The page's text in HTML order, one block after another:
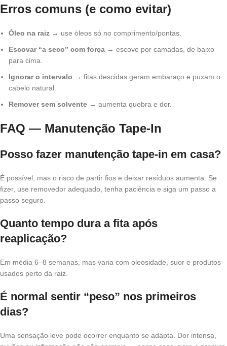
Erros comuns (e como evitar)
Óleo na raiz → use óleos só no comprimento/pontas.
Escovar “a seco” com força → escove por camadas, de baixo
para cima.
Ignorar o intervalo → fitas descidas geram embaraço e puxam o
cabelo natural.
Remover sem solvente → aumenta quebra e dor.
FAQ — Manutenção Tape-In
Posso fazer manutenção tape-in em casa?
É possível, mas o risco de partir fios e deixar resíduos aumenta. Se
fizer, use removedor adequado, tenha paciência e siga um passo a
passo seguro.
Quanto tempo dura a fita após
reaplicação?
Em média 6–8 semanas, mas varia com oleosidade, suor e produtos
usados perto da raiz.
É normal sentir “peso” nos primeiros
dias?
Uma sensação leve pode ocorrer enquanto se adapta. Dor intensa,